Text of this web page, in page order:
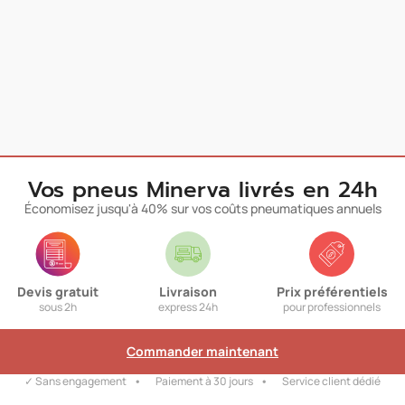
Vos pneus Minerva livrés en 24h
Économisez jusqu'à 40% sur vos coûts pneumatiques annuels
Devis gratuit
sous 2h
Livraison
express 24h
Prix préférentiels
pour professionnels
Commander maintenant
✓ Sans engagement Paiement à 30 jours Service client dédié